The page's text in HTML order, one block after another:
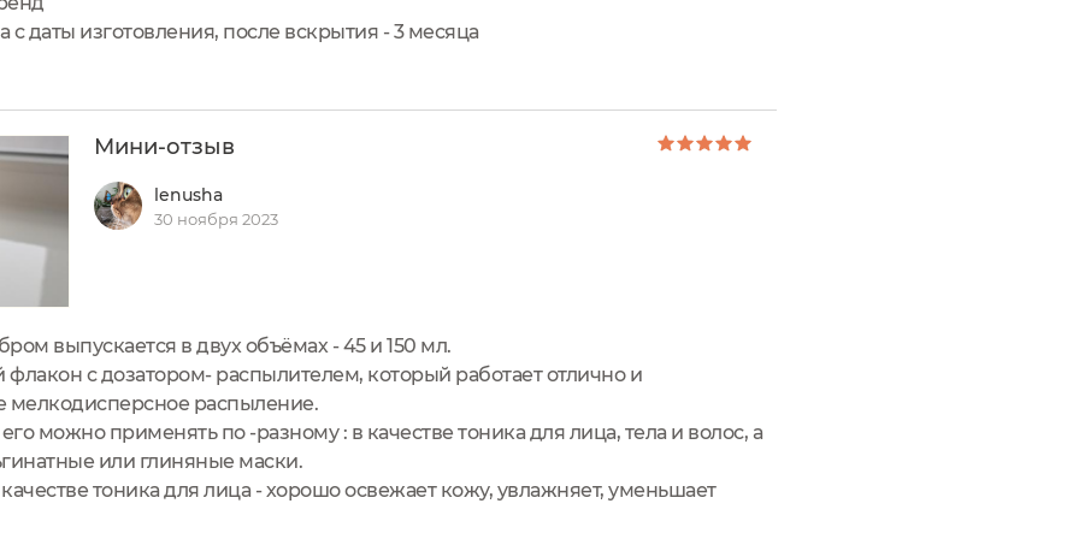
с даты изготовления, после вскрытия - 3 месяца
Мини-отзыв
lenusha
30 ноября 2023
выпускается в двух объёмах - 45 и 150 мл.
с дозатором- распылителем, который работает отлично и
мелкодисперсное распыление.
можно применять по -разному : в качестве тоника для лица, тела и волос, а
или глиняные маски.
тоника для лица - хорошо освежает кожу, увлажняет, уменьшает